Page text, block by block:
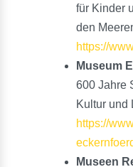
für Kinder
den
https://
Museum
600 Jahre
Kultur und
https://
Museen